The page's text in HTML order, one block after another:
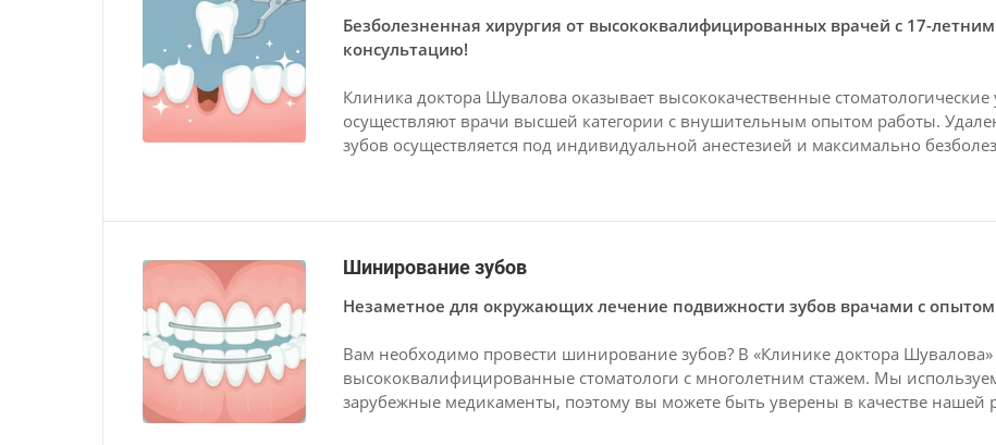
Безболезненная хирургия от высококвалифицированных врачей с 17-
консультацию!
Клиника доктора Шувалова оказывает высококачественные
осуществляют врачи высшей категории с внушительным опытом работы.
зубов осуществляется под индивидуальной анестезией и максимально
Шинирование зубов
Незаметное для окружающих лечение подвижности зубов врачами с опытом
Вам необходимо провести шинирование зубов? В «Клинике доктора Шувалова»
высококвалифицированные стоматологи с многолетним стажем. Мы
зарубежные медикаменты, поэтому вы можете быть уверены в качестве нашей